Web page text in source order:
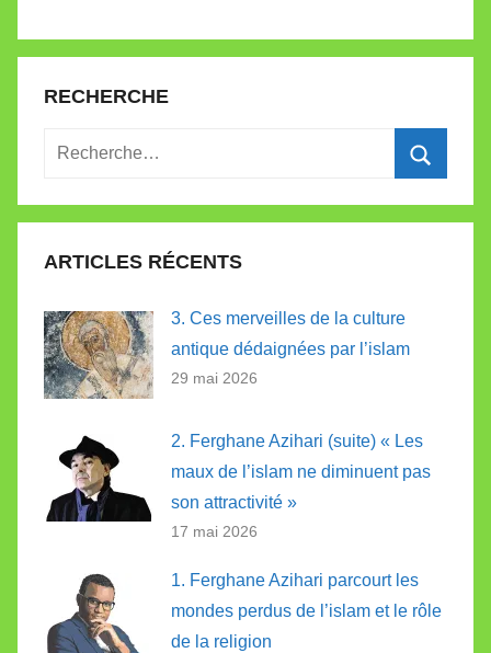
RECHERCHE
Recherche
:
ARTICLES RÉCENTS
3. Ces merveilles de la culture
antique dédaignées par l’islam
29 mai 2026
2. Ferghane Azihari (suite) « Les
maux de l’islam ne diminuent pas
son attractivité »
17 mai 2026
1. Ferghane Azihari parcourt les
mondes perdus de l’islam et le rôle
de la religion